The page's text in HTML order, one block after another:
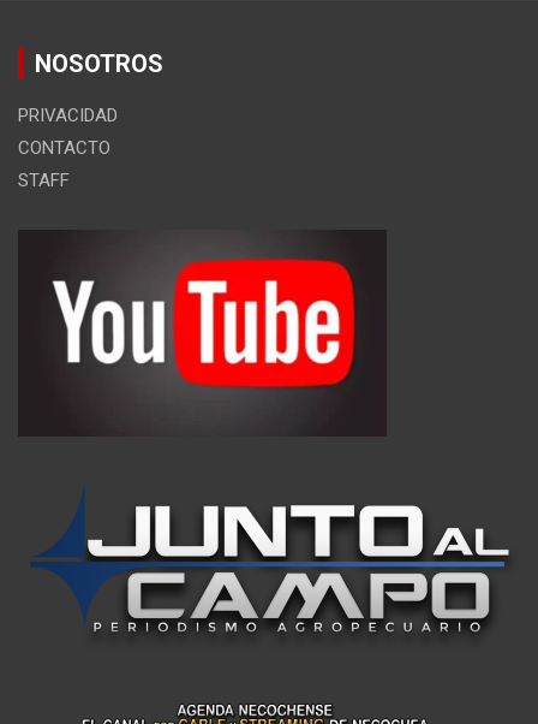
NOSOTROS
PRIVACIDAD
CONTACTO
STAFF